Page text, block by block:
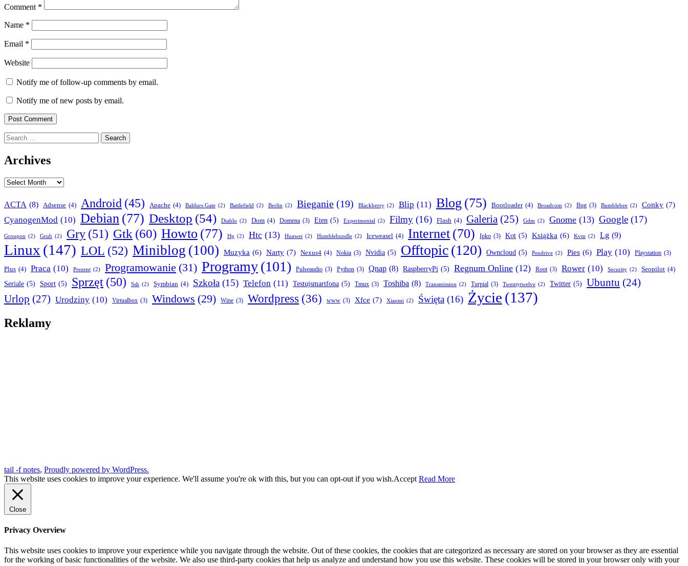
Comment *
Name *
Email *
Website
Notify me of follow-up comments by email.
Notify me of new posts by email.
Search
for:
Archives
Archives
ACTA (8) Adsense (4) Android (45) Apache (4) Baldurs Gate (2) Battlefield (2) Berlin (2) Bieganie (19) Blackberry (2) Blip (11) Blog (75) Bootloader (4) Broadcom (2) Bug (3) Bumblebee (2) Conky (7)
CyanogenMod (10) Debian (77) Desktop (54) Diablo (2) Dom (4) Domena (3) Eten (5) Experimental (2) Filmy (16) Flash (4) Galeria (25) Gdm (2) Gnome (13) Google (17)
Groupon (2) Grub (2) Gry (51) Gtk (60) Howto (77) Hp (2) Htc (13) Huawei (2) Humblebundle (2) Iceweasel (4) Internet (70) Ipko (3) Kot (5) Książka (6) Kvm (2) Lg (9)
Linux (147) LOL (52) Miniblog (100) Muzyka (6) Narty (7) Nexus4 (4) Nokia (3) Nvidia (5) Offtopic(120) Owncloud (5) Pendrive (2) Pies (6) Play (10) Playstation (3)
Plus (4) Praca (10) Prezent (2) Programowanie (31) Programy(101) Pulseaudio (3) Python (3) Qnap (8) RaspberryPi (5) Regnum Online (12) Root (3) Rower (10) Security (2) Seopilot (4)
Seriale (5) Sport (5) Sprzęt (50) Ssh (2) Symbian (4) Szkoła (15) Telefon (11) Testujsmartfona (5) Tmux (3) Toshiba (8) Transmission (2) Turpial (3) Twentytwelve (2) Twitter (5) Ubuntu (24)
Urlop (27) Urodziny (10) Virtualbox (3) Windows (29) Wine (3) Wordpress (36) www (3) Xfce (7) Xiaomi (2) Święta (16) Życie (137)
Reklamy
tail -f notes, Proudly powered by WordPress.
This website uses cookies to improve your experience. We'll assume you're ok with this, but you can opt-out if you wish.Accept Read More
Close
Privacy Overview
This website uses cookies to improve your experience while you navigate through the website. Out of these cookies, the cookies that are categorized as necessary are stored on your browser as they are essential
for the working of basic functionalities of the website. We also use third-party cookies that help us analyze and understand how you use this website. These cookies will be stored in your browser only with your